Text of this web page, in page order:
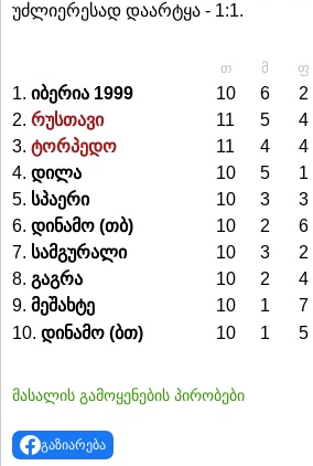
უძლიერესად დაარტყა - 1:1.
თ მ ფ
1. იბერია 1999 10 6 2
2. რუსთავი 11 5 4
3. ტორპედო 11 4 4
4. დილა 10 5 1
5. სპაერი 10 3 3
6. დინამო (თბ) 10 2 6
7. სამგურალი 10 3 2
8. გაგრა 10 2 4
9. მეშახტე 10 1 7
10. დინამო (ბთ) 10 1 5
მასალის გამოყენების პირობები
გაზიარება